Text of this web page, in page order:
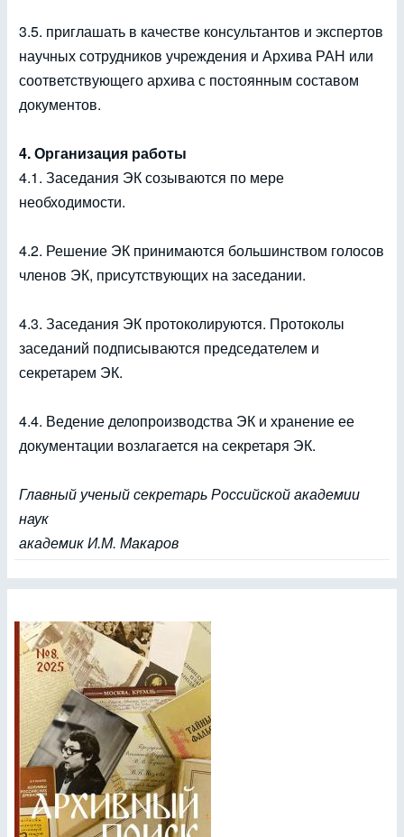
3.5. приглашать в качестве консультантов и экспертов
научных сотрудников учреждения и Архива РАН или
соответствующего архива с постоянным составом
документов.
4. Организация работы
4.1. Заседания ЭК созываются по мере
необходимости.
4.2. Решение ЭК принимаются большинством голосов
членов ЭК, присутствующих на заседании.
4.3. Заседания ЭК протоколируются. Протоколы
заседаний подписываются председателем и
секретарем ЭК.
4.4. Ведение делопроизводства ЭК и хранение ее
документации возлагается на секретаря ЭК.
Главный ученый секретарь Российской академии
наук
академик И.М. Макаров